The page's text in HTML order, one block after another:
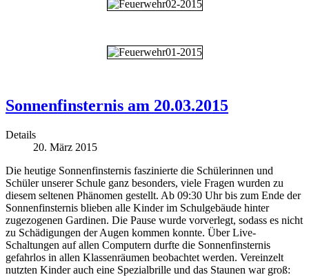
Sonnenfinsternis am 20.03.2015
Details
20. März 2015
Die heutige Sonnenfinsternis faszinierte die Schülerinnen und
Schüler unserer Schule ganz besonders, viele Fragen wurden zu
diesem seltenen Phänomen gestellt. Ab 09:30 Uhr bis zum Ende der
Sonnenfinsternis blieben alle Kinder im Schulgebäude hinter
zugezogenen Gardinen. Die Pause wurde vorverlegt, sodass es nicht
zu Schädigungen der Augen kommen konnte. Über Live-
Schaltungen auf allen Computern durfte die Sonnenfinsternis
gefahrlos in allen Klassenräumen beobachtet werden. Vereinzelt
nutzten Kinder auch eine Spezialbrille und das Staunen war groß: